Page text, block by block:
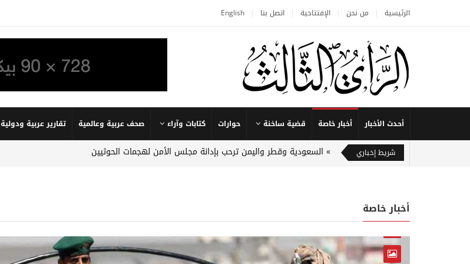
الرئيسية من نحن الإفتتاحية اتصل بنا English
أحدث الأخبار أخبار خاصة قضية ساخنة حوارات كتابات وآراء صحف عربية وعالمية تقارير عربية ودولية
شريط إخباري السعودية وقطر واليمن ترحب بإدانة مجلس الأمن لهجمات الحوثيين
أخبار خاصة